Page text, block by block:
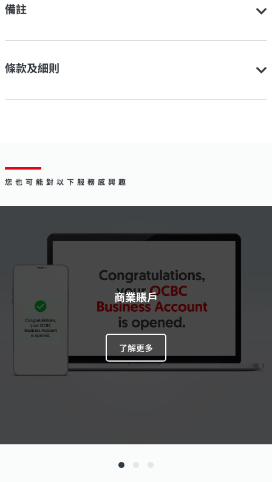
備註
條款及細則
您也可能對以下服務感興趣
商業賬戶
了解更多